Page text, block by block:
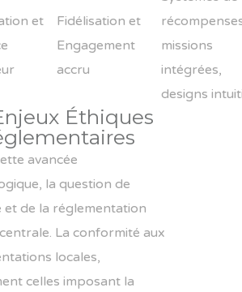
et
Fidélisation et
Engagement
accru
missions
intégrées,
designs
Éthiques
avancée
la question de
et de la réglementation
La conformité aux
locales,
celles imposant la